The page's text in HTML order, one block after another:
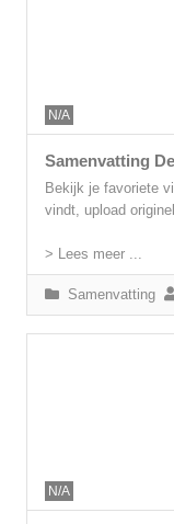
N/A
Samenvatting
Bekijk je favoriete
vindt, upload
> Lees meer ...
Samenvatting
N/A